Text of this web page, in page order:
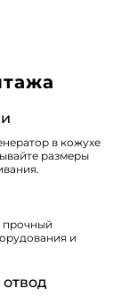
в кожухе
размеры
прочный
и